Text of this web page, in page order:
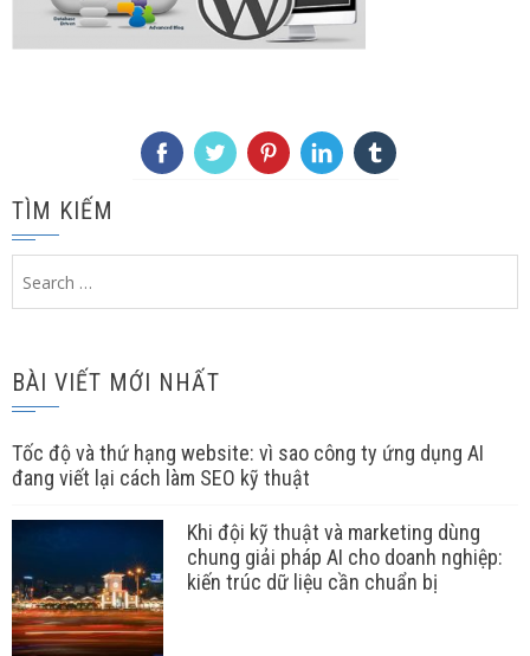
TÌM KIẾM
BÀI VIẾT MỚI NHẤT
Tốc độ và thứ hạng website: vì sao công ty ứng dụng AI
đang viết lại cách làm SEO kỹ thuật
Khi đội kỹ thuật và marketing dùng
chung giải pháp AI cho doanh nghiệp:
kiến trúc dữ liệu cần chuẩn bị